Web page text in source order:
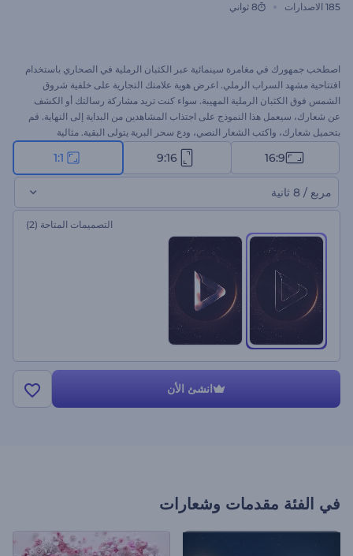
185 الاصدارات 8 ثواني
اصطحب جمهورك في مغامرة سينمائية عبر الكثبان الرملية في الصحاري باستخدام
افتتاحية مشهد السراب الرملي. اعرض هوية علامتك التجارية على خلفية شروق
الشمس فوق الكثبان الرملية المهيبة. سواء كنت تريد مشاركة رسالتك أو الكشف
عن شعارك، سيعمل هذا النموذج على اجتذاب المشاهدين من البداية إلى النهاية. قم
بتحميل شعارك، واكتب الشعار النصي، ودع سحر البرية يتولى البقية. مثالية
للافتتاحيات السينمائية، وتقديم العلامة التجارية، أو أي عرض تقديمي تريد أن تترك به
انطباع أول مذهل. جرب الآن!
16:9
9:16
1:1
مربع / 8 ثانية
التصميمات المتاحة (2)
انشئ الأن
في الفئة مقدمات وشعارات